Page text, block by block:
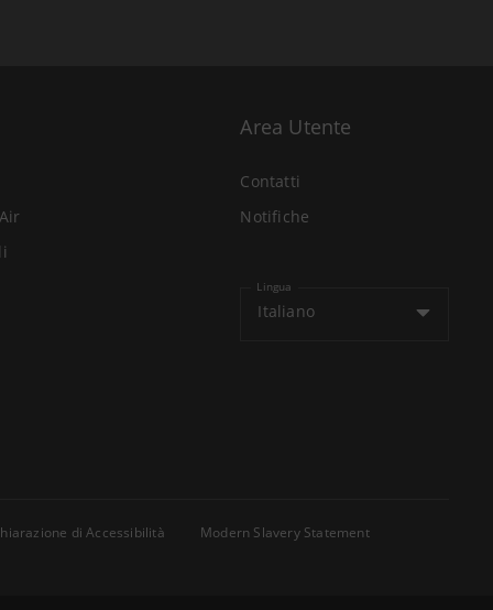
Area Utente
Contatti
Notifiche
Lingua
Italiano
di Accessibilità
Modern Slavery Statement